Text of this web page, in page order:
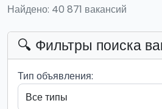
Найдено: 40 871 вакансий
🔍 Фильтры поиска
Тип объявления: